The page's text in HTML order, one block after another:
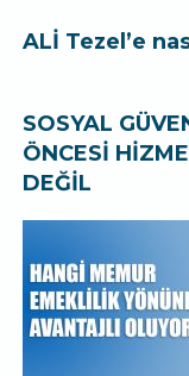
ALİ Tezel’e
SOSYAL
ÖNCESİ
DEĞİL